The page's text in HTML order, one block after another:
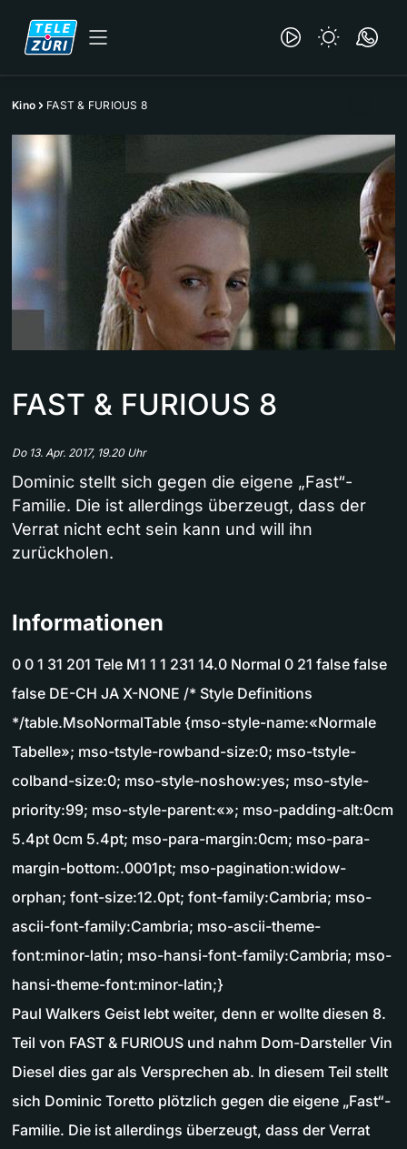
Kino FAST & FURIOUS 8
FAST & FURIOUS 8
Do 13. Apr. 2017, 19.20 Uhr
Dominic stellt sich gegen die eigene „Fast“-
Familie. Die ist allerdings überzeugt, dass der
Verrat nicht echt sein kann und will ihn
zurückholen.
Informationen
0 0 1 31 201 Tele M1 1 1 231 14.0 Normal 0 21 false false
false DE-CH JA X-NONE /* Style Definitions
*/table.MsoNormalTable {mso-style-name:«Normale
Tabelle»; mso-tstyle-rowband-size:0; mso-tstyle-
colband-size:0; mso-style-noshow:yes; mso-style-
priority:99; mso-style-parent:«»; mso-padding-alt:0cm
5.4pt 0cm 5.4pt; mso-para-margin:0cm; mso-para-
margin-bottom:.0001pt; mso-pagination:widow-
orphan; font-size:12.0pt; font-family:Cambria; mso-
ascii-font-family:Cambria; mso-ascii-theme-
font:minor-latin; mso-hansi-font-family:Cambria; mso-
hansi-theme-font:minor-latin;}
Paul Walkers Geist lebt weiter, denn er wollte diesen 8.
Teil von FAST & FURIOUS und nahm Dom-Darsteller Vin
Diesel dies gar als Versprechen ab. In diesem Teil stellt
sich Dominic Toretto plötzlich gegen die eigene „Fast“-
Familie. Die ist allerdings überzeugt, dass der Verrat